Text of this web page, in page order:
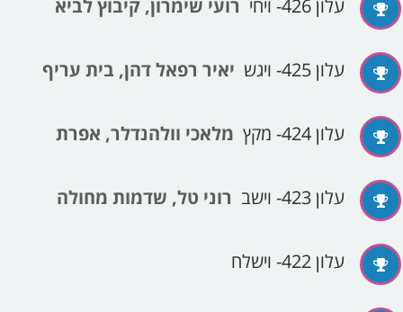
עלון 426- ויחי רועי שימרון, קיבוץ לביא
עלון 425- ויגש יאיר רפאל דהן, בית עריף
עלון 424- מקץ מלאכי וולהנדלר, אפרת
עלון 423- וישב רוני טל, שדמות מחולה
עלון 422- וישלח